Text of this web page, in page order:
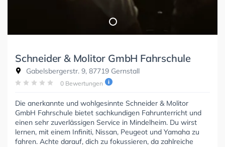
Schneider & Molitor GmbH Fahrschule
Gabelsbergerstr. 9, 87719 Gernstall
0 Bewertungen
Die anerkannte und wohlgesinnte Schneider & Molitor
GmbH Fahrschule bietet sachkundigen Fahrunterricht und
einen sehr zuverlässigen Service in Mindelheim. Du wirst
lernen, mit einem Infiniti, Nissan, Peugeot und Yamaha zu
fahren. Achte darauf, dich zu fokussieren, da zahlreiche